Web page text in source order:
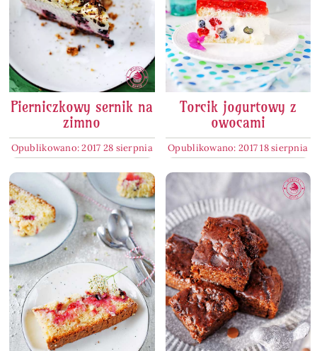
Pierniczkowy sernik na
zimno
Opublikowano: 2017 28 sierpnia
Torcik jogurtowy z
owocami
Opublikowano: 2017 18 sierpnia